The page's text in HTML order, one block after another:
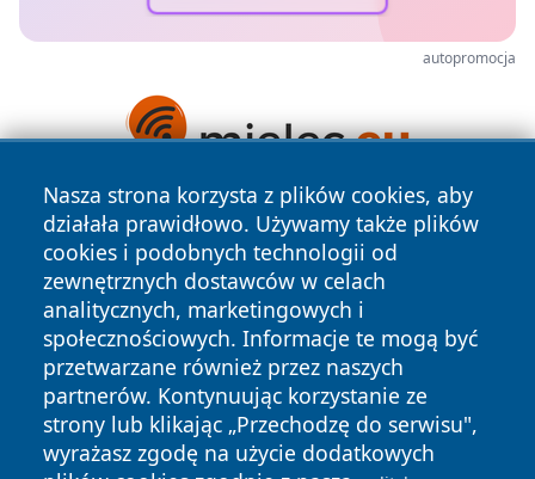
autopromocja
Nasza strona korzysta z plików cookies, aby
działała prawidłowo. Używamy także plików
cookies i podobnych technologii od
zewnętrznych dostawców w celach
analitycznych, marketingowych i
społecznościowych. Informacje te mogą być
przetwarzane również przez naszych
partnerów. Kontynuując korzystanie ze
strony lub klikając „Przechodzę do serwisu",
wyrażasz zgodę na użycie dodatkowych
Copyright © 2026 swidnicanews.pl Wszystkie prawa
zastrzeżone.
Polityka
Polityka